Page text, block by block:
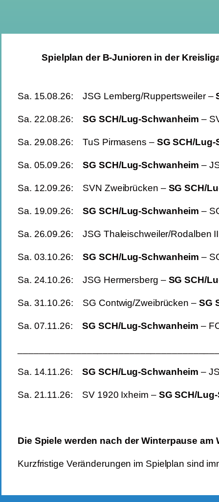
Spielplan der B-Junioren in der
Sa. 15.08.26: JSG Lemberg/Ruppertsweiler –
Sa. 22.08.26:SG SCH/Lug-Schwanheim–
Sa. 29.08.26: TuS Pirmasens – SG
Sa. 05.09.26:SG SCH/Lug-Schwanheim–
Sa. 12.09.26: SVN Zweibrücken – SG
Sa. 19.09.26:SG SCH/Lug-Schwanheim–
Sa. 26.09.26: JSG Thaleischweiler/Rodalben
Sa. 03.10.26:SG SCH/Lug-Schwanheim–
Sa. 24.10.26: JSG Hermersberg – SG
Sa. 31.10.26: SG Contwig/Zweibrücken –
Sa. 07.11.26:SG SCH/Lug-Schwanheim–
Sa. 14.11.26:SG SCH/Lug-Schwanheim–
Sa. 21.11.26: SV 1920 Ixheim – SG
Die Spiele werden nach der Winterpause am
Kurzfristige Veränderungen im Spielplan sind